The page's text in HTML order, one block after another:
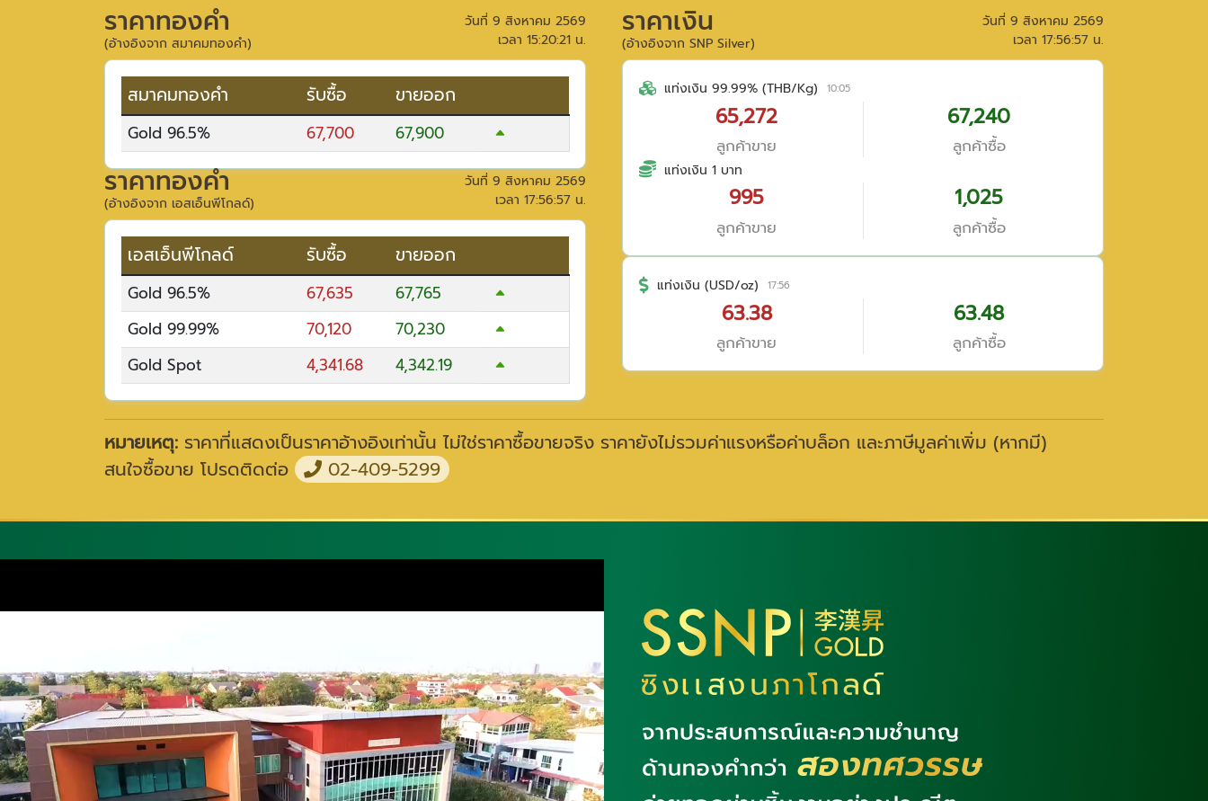
ราคาทองคำ
(อ้างอิงจาก สมาคมทองคำ)
วันที่ 9 สิงหาคม 2569
เวลา 15:20:21 น.
สมาคมทองคำ รับซื้อ ขายออก
Gold 96.5% 67,700 67,900
ราคาทองคำ
(อ้างอิงจาก เอสเอ็นพีโกลด์)
วันที่ 9 สิงหาคม 2569
เวลา 17:56:57 น.
เอสเอ็นพีโกลด์ รับซื้อ ขายออก
Gold 96.5% 67,635
67,765
Gold 99.99%
70,120
70,230
Gold Spot
4,341.68 4,342.19
ราคาเงิน
(อ้างอิงจาก SNP Silver)
วันที่ 9 สิงหาคม 2569
เวลา 17:56:57 น.
แท่งเงิน 99.99% (THB/Kg) 10:05
65,272
ลูกค้าขาย
67,240
ลูกค้าซื้อ
แท่งเงิน 1 บาท
995
ลูกค้าขาย
1,025
ลูกค้าซื้อ
แท่งเงิน (USD/oz) 17:56
63.38
ลูกค้าขาย
63.48
ลูกค้าซื้อ
หมายเหตุ: ราคาที่แสดงเป็นราคาอ้างอิงเท่านั้น ไม่ใช่ราคาซื้อขายจริง ราคายังไม่รวมค่าแรงหรือค่าบล็อก และภาษีมูลค่าเพิ่ม (หากมี)
สนใจซื้อขาย โปรดติดต่อ
02-409-5299